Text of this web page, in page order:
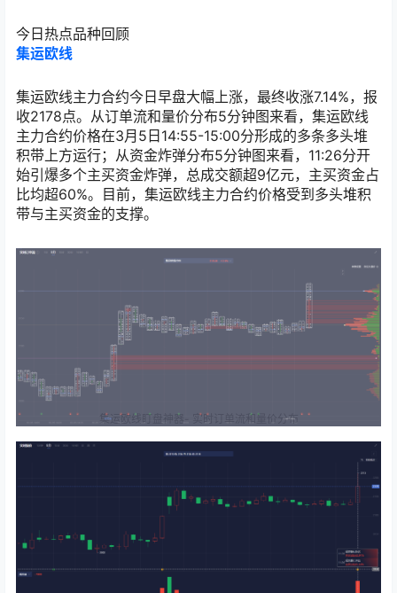
今日热点品种回顾
集运欧线
集运欧线主力合约今日早盘大幅上涨，最终收涨7.14%，报
收2178点。从订单流和量价分布5分钟图来看，集运欧线
主力合约价格在3月5日14:55-15:00分形成的多条多头堆
积带上方运行；从资金炸弹分布5分钟图来看，11:26分开
始引爆多个主买资金炸弹，总成交额超9亿元，主买资金占
比均超60%。目前，集运欧线主力合约价格受到多头堆积
带与主买资金的支撑。
集运欧线盯盘神器- 实时订单流和量价分布